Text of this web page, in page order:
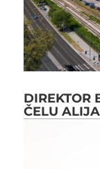
DIREKTOR
ČELU